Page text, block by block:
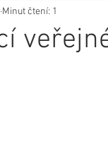
Minut čtení: 1